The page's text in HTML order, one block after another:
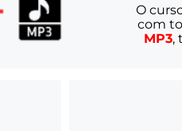
O
com
MP3,